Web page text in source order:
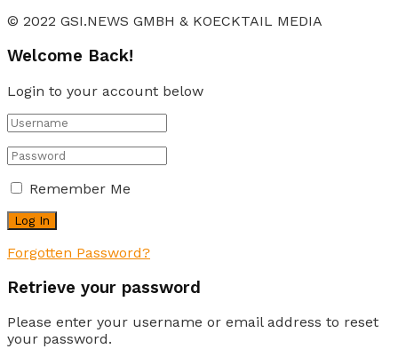
© 2022 GSI.NEWS GMBH & KOECKTAIL MEDIA
Welcome Back!
Login to your account below
Remember Me
Forgotten Password?
Retrieve your password
Please enter your username or email address to reset
your password.